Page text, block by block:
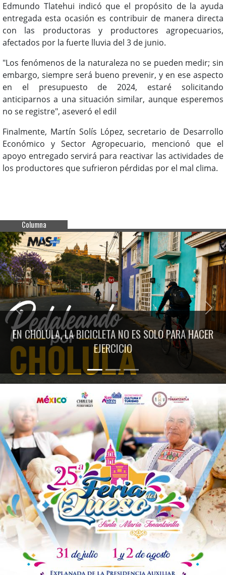
Edmundo Tlatehui indicó que el propósito de la ayuda
entregada esta ocasión es contribuir de manera directa
con las productoras y productores agropecuarios,
afectados por la fuerte lluvia del 3 de junio.
"Los fenómenos de la naturaleza no se pueden medir; sin
embargo, siempre será bueno prevenir, y en ese aspecto
en el presupuesto de 2024, estaré solicitando
anticiparnos a una situación similar, aunque esperemos
no se registre", aseveró el edil
Finalmente, Martín Solís López, secretario de Desarrollo
Económico y Sector Agropecuario, mencionó que el
apoyo entregado servirá para reactivar las actividades de
los productores que sufrieron pérdidas por el mal clima.
Columna
EN CHOLULA, LA BICICLETA NO ES SOLO PARA HACER
EJERCICIO
Previous Next